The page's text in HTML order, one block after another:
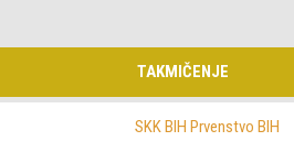
TAKMIČENJE
SKK BIH Prvenstvo BIH